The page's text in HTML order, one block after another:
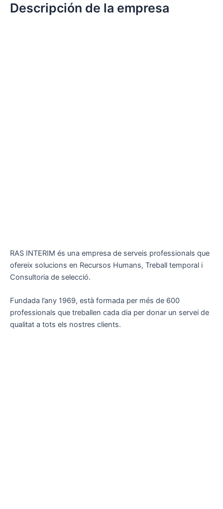
Descripción de la empresa
RAS INTERIM és una empresa de serveis professionals que
ofereix solucions en Recursos Humans, Treball temporal i
Consultoria de selecció.
Fundada l’any 1969, està formada per més de 600
professionals que treballen cada dia per donar un servei de
qualitat a tots els nostres clients.